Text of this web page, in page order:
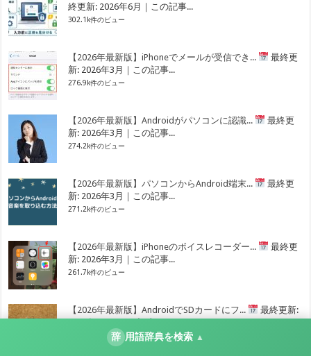
終更新: 2026年6月｜この記事...
302.1k件のビュー
【2026年最新版】iPhoneでメールが受信でき...
最終更
新: 2026年3月｜この記事...
276.9k件のビュー
【2026年最新版】Androidがパソコンに認識...
最終更
新: 2026年3月｜この記事...
274.2k件のビュー
【2026年最新版】パソコンからAndroid端末...
最終更
新: 2026年3月｜この記事...
271.2k件のビュー
【2026年最新版】iPhoneのボイスレコーダー...
最終更
新: 2026年3月｜この記事...
261.7k件のビュー
【2026年最新版】AndroidでSDカードにフ...
最終更新:
219.5k件のビュー
辞 用語辞典を検索 ▲